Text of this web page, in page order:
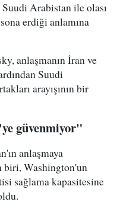
Arabistan ile olası
erdiği anlamına
anlaşmanın İran ve
Suudi
arayışının bir
güvenmiyor"
anlaşmaya
biri, Washington'un
sağlama kapasitesine